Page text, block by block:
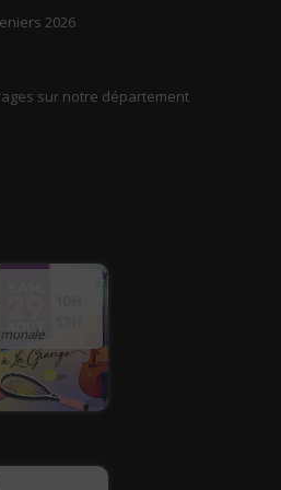
2026
sur notre département